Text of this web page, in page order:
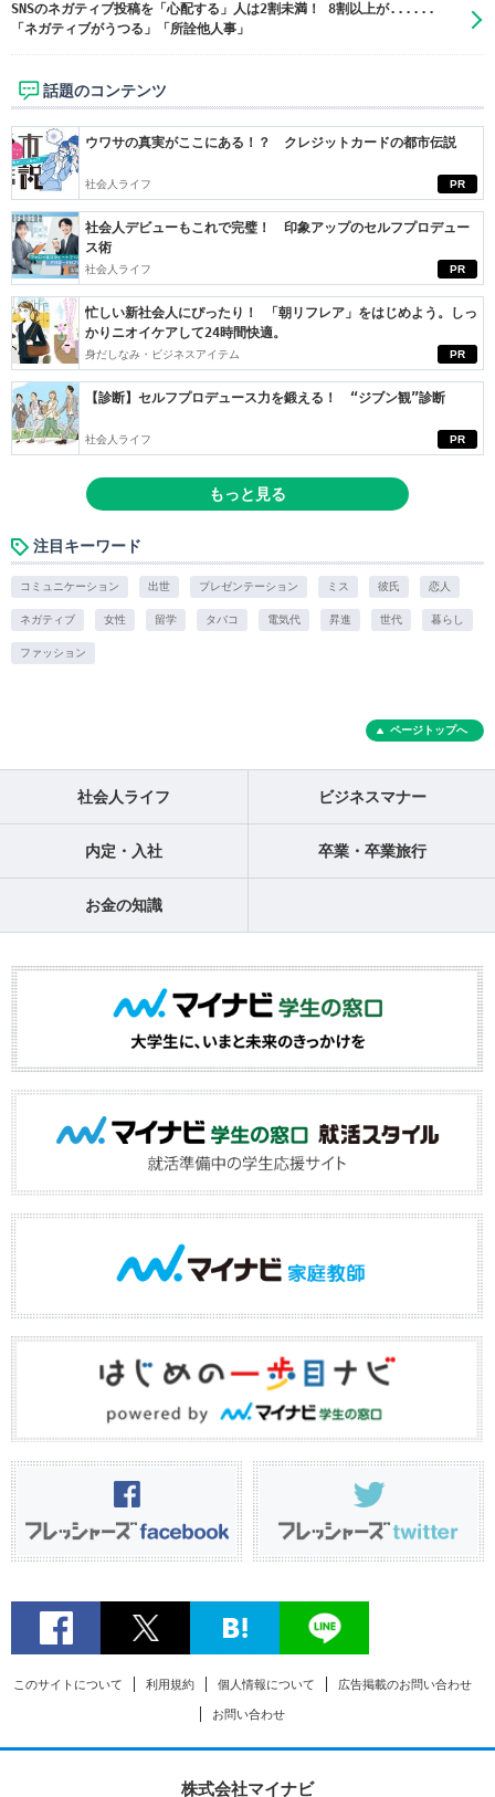
SNSのネガティブ投稿を「心配する」人は2割未満！ 8割以上が......
「ネガティブがうつる」「所詮他人事」
話題のコンテンツ
PR
ウワサの真実がここにある！？ クレジットカードの都市伝説
社会人ライフ
PR
社会人デビューもこれで完璧！ 印象アップのセルフプロデュー
ス術
社会人ライフ
PR
忙しい新社会人にぴったり！ 「朝リフレア」をはじめよう。しっ
かりニオイケアして24時間快適。
身だしなみ・ビジネスアイテム
PR
【診断】セルフプロデュース力を鍛える！ “ジブン観”診断
社会人ライフ
もっと見る
注目キーワード
コミュニケーション 出世 プレゼンテーション ミス 彼氏 恋人
ネガティブ 女性 留学 タバコ 電気代 昇進 世代 暮らし
ファッション
ページトップへ
社会人ライフ ビジネスマナー
内定・入社 卒業・卒業旅行
お金の知識
このサイトについて 利用規約 個人情報について 広告掲載のお問い合わせ
お問い合わせ
株式会社マイナビ